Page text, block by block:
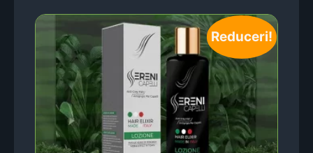
Reduceri!